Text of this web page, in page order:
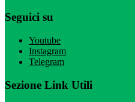
Seguici su
Youtube
Instagram
Telegram
Sezione Link Utili